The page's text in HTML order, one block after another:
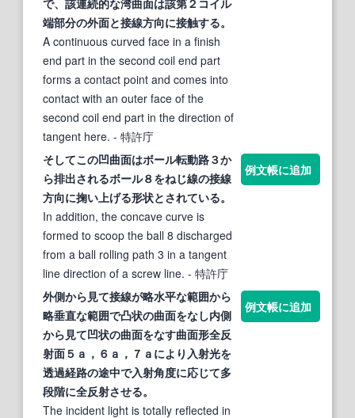
端部分の外面と接線方向に接触する。
A continuous curved face in a finish
end part in the second coil end part
forms a contact point and comes into
contact with an outer face of the
second coil end part in the direction of
tangent here. - 特許庁
そしてこの凹曲面はボール転動路３か
ら排出されるボール８をねじ線の接線
方向に掬い上げる形状とされている。
In addition, the concave curve is
formed to scoop the ball 8 discharged
from a ball rolling path 3 in a tangent
line direction of a screw line. - 特許庁
例文帳に追加
外側から見て接線が略水平な範囲から
略垂直な範囲で凸状の曲面をなし内側
から見て凹状の曲面をなす曲面形全反
射面５ａ，６ａ，７ａにより入射光を
透過経路の途中で入射角度に応じて多
段階に全反射させる。
The incident light is totally reflected in
例文帳に追加